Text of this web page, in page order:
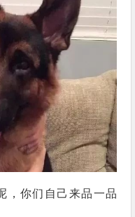
，你们自己来品一品